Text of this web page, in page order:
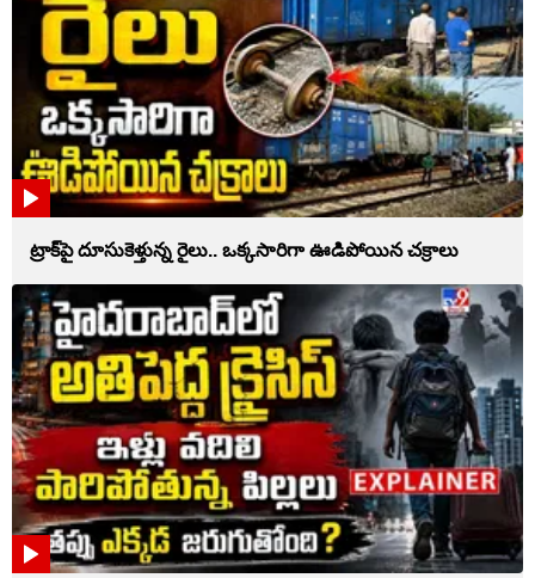
ట్రాక్‌పై దూసుకెళ్తున్న రైలు.. ఒక్కసారిగా ఊడిపోయిన చక్రాలు